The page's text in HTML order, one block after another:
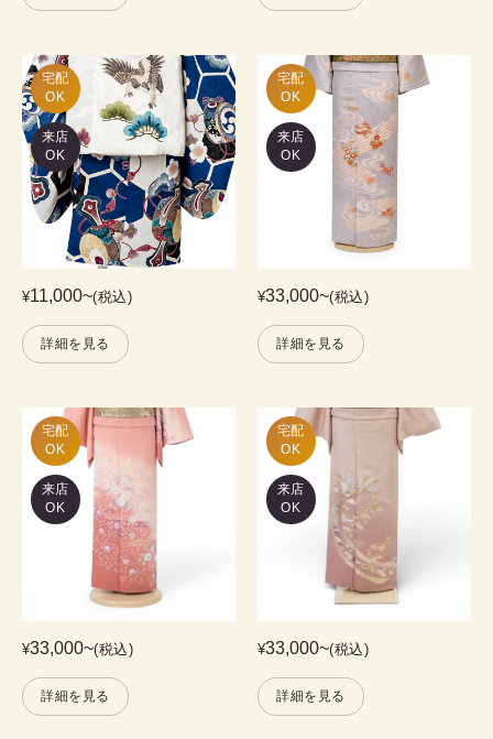
宅配
OK
来店
OK
¥11,000~(税込)
詳細を見る
宅配
OK
来店
OK
¥33,000~(税込)
詳細を見る
宅配
OK
来店
OK
¥33,000~(税込)
詳細を見る
宅配
OK
来店
OK
¥33,000~(税込)
詳細を見る